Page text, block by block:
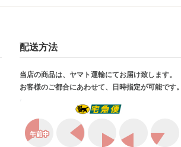
配送方法
当店の商品は、ヤマト運輸にてお届け致します。
お客様のご都合にあわせて、日時指定が可能です。